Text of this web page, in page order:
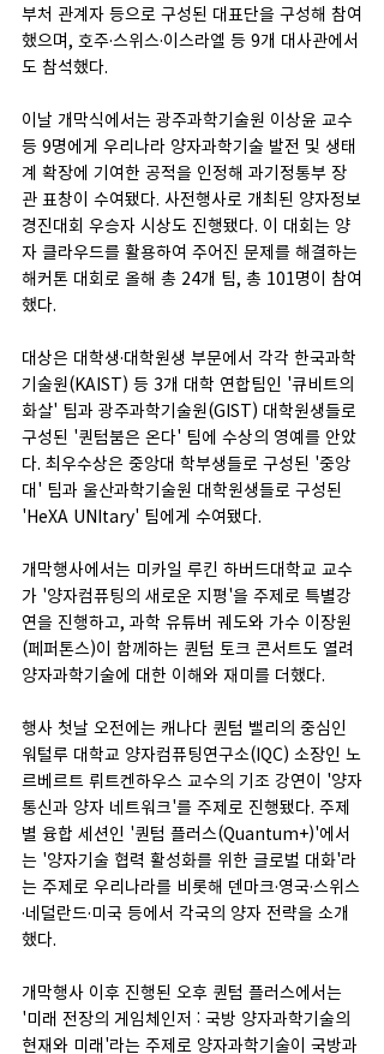
부처 관계자 등으로 구성된 대표단을 구성해 참여
했으며, 호주·스위스·이스라엘 등 9개 대사관에서
도 참석했다.
이날 개막식에서는 광주과학기술원 이상윤 교수
등 9명에게 우리나라 양자과학기술 발전 및 생태
계 확장에 기여한 공적을 인정해 과기정통부 장
관 표창이 수여됐다. 사전행사로 개최된 양자정보
경진대회 우승자 시상도 진행됐다. 이 대회는 양
자 클라우드를 활용하여 주어진 문제를 해결하는
해커톤 대회로 올해 총 24개 팀, 총 101명이 참여
했다.
대상은 대학생·대학원생 부문에서 각각 한국과학
기술원(KAIST) 등 3개 대학 연합팀인 '큐비트의
화살' 팀과 광주과학기술원(GIST) 대학원생들로
구성된 '퀀텀붐은 온다' 팀에 수상의 영예를 안았
다. 최우수상은 중앙대 학부생들로 구성된 '중앙
대' 팀과 울산과학기술원 대학원생들로 구성된
'HeXA UNItary' 팀에게 수여됐다.
개막행사에서는 미카일 루킨 하버드대학교 교수
가 '양자컴퓨팅의 새로운 지평'을 주제로 특별강
연을 진행하고, 과학 유튜버 궤도와 가수 이장원
(페퍼톤스)이 함께하는 퀀텀 토크 콘서트도 열려
양자과학기술에 대한 이해와 재미를 더했다.
행사 첫날 오전에는 캐나다 퀀텀 밸리의 중심인
워털루 대학교 양자컴퓨팅연구소(IQC) 소장인 노
르베르트 뤼트켄하우스 교수의 기조 강연이 '양자
통신과 양자 네트워크'를 주제로 진행됐다. 주제
별 융합 세션인 '퀀텀 플러스(Quantum+)'에서
는 '양자기술 협력 활성화를 위한 글로벌 대화'라
는 주제로 우리나라를 비롯해 덴마크·영국·스위스
·네덜란드·미국 등에서 각국의 양자 전략을 소개
했다.
개막행사 이후 진행된 오후 퀀텀 플러스에서는
'미래 전장의 게임체인저 : 국방 양자과학기술의
현재와 미래'라는 주제로 양자과학기술이 국방과